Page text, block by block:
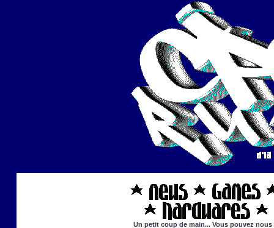
Un petit coup de main... Vous pouvez